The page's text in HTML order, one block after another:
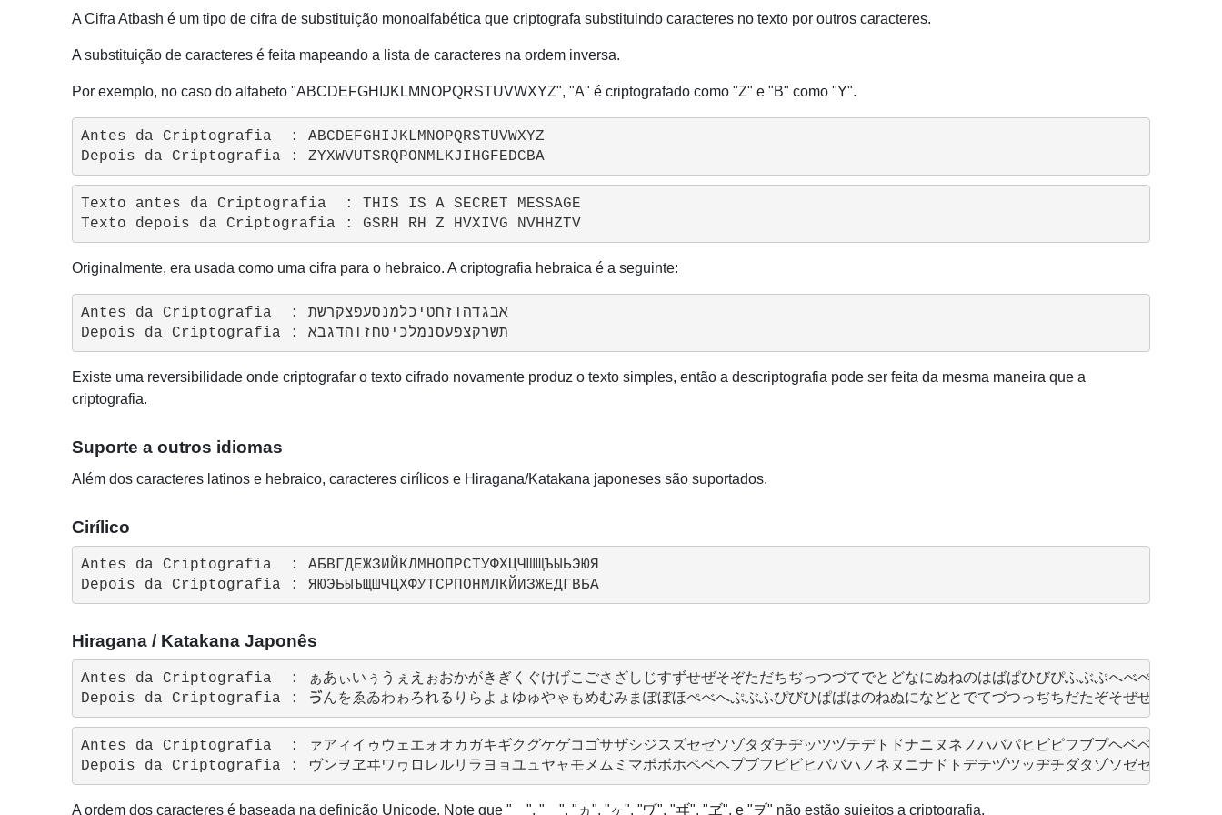
A Cifra Atbash é um tipo de cifra de substituição monoalfabética que criptografa substituindo caracteres no texto por outros caracteres.
A substituição de caracteres é feita mapeando a lista de caracteres na ordem inversa.
Por exemplo, no caso do alfabeto "ABCDEFGHIJKLMNOPQRSTUVWXYZ", "A" é criptografado como "Z" e "B" como "Y".
Antes da Criptografia  : ABCDEFGHIJKLMNOPQRSTUVWXYZ
Texto antes da Criptografia  : THIS IS A SECRET MESSAGE
Originalmente, era usada como uma cifra para o hebraico. A criptografia hebraica é a seguinte:
Antes da Criptografia  : אבגדהוזחטיכלמנסעפצקרשת
Existe uma reversibilidade onde criptografar o texto cifrado novamente produz o texto simples, então a descriptografia pode ser feita da mesma maneira que a
criptografia.
Suporte a outros idiomas
Além dos caracteres latinos e hebraico, caracteres cirílicos e Hiragana/Katakana japoneses são suportados.
Cirílico
Antes da Criptografia  : АБВГДЕЖЗИЙКЛМНОПРСТУФХЦЧШЩЪЫЬЭЮЯ
Hiragana / Katakana Japonês
Antes da Criptografia  : ぁあぃいぅうぇえぉおかがきぎくぐけげこごさざしじすずせぜそぞただちぢっつづてでとどなにぬねのはばぱひびぴふぶぷへべぺほぼぽまみ
Antes da Criptografia  : ァアィイゥウェエォオカガキギクグケゲコゴサザシジスズセゼソゾタダチヂッツヅテデトドナニヌネノハバパヒビピフブプヘベペホボポマミ
A ordem dos caracteres é baseada na definição Unicode. Note que "ゕ", "ゖ", "ヵ", "ヶ", "ヷ", "ヸ", "ヹ", e "ヺ" não estão sujeitos a criptografia.